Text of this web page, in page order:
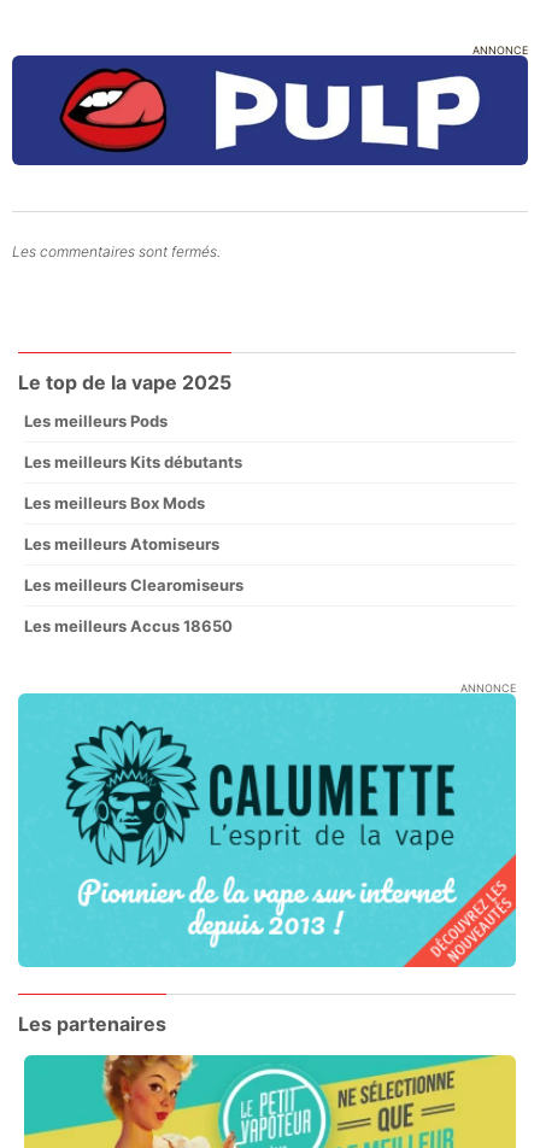
ANNONCE
Les commentaires sont fermés.
Le top de la vape 2025
Les meilleurs Pods
Les meilleurs Kits débutants
Les meilleurs Box Mods
Les meilleurs Atomiseurs
Les meilleurs Clearomiseurs
Les meilleurs Accus 18650
ANNONCE
Les partenaires